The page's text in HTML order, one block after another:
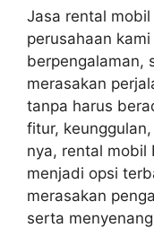
Jasa rental
perusahaan
berpengalaman,
merasakan
tanpa harus
fitur,
nya, rental mobil
menjadi opsi
merasakan
serta